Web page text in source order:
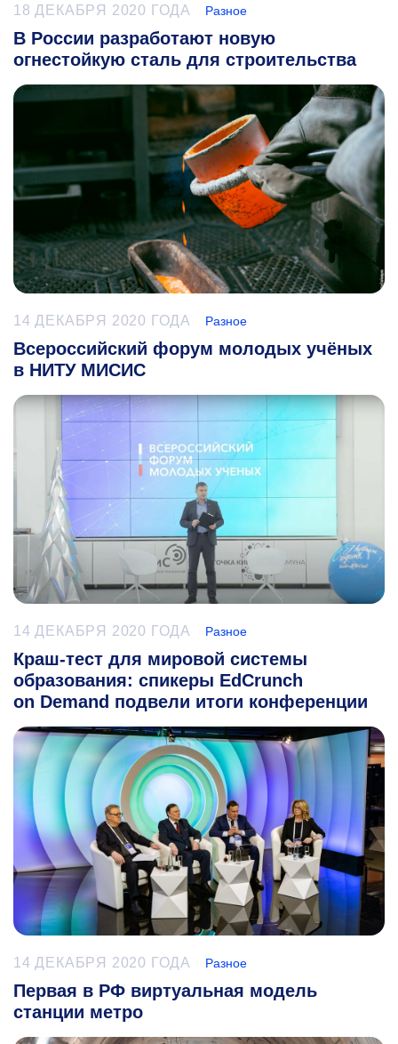
18 ДЕКАБРЯ 2020 ГОДА Разное
В России разработают новую
огнестойкую сталь для строительства
14 ДЕКАБРЯ 2020 ГОДА Разное
Всероссийский форум молодых учёных
в НИТУ МИСИС
14 ДЕКАБРЯ 2020 ГОДА Разное
Краш-тест для мировой системы
образования: спикеры EdCrunch
on Demand подвели итоги конференции
14 ДЕКАБРЯ 2020 ГОДА Разное
Первая в РФ виртуальная модель
станции метро